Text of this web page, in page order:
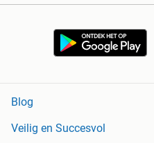
Blog
Veilig en Succesvol